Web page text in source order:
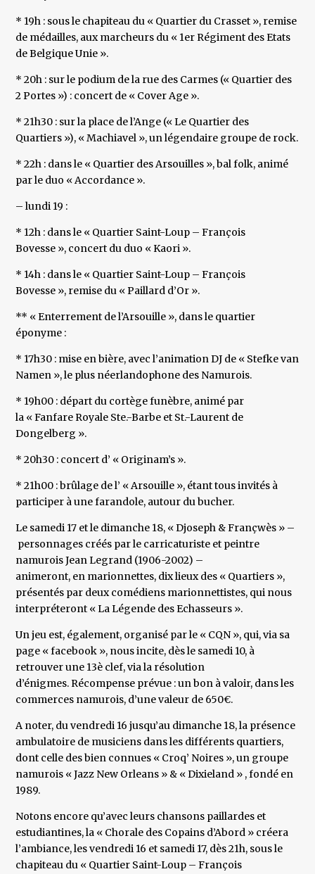
* 19h : sous le chapiteau du « Quartier du Crasset », remise
de médailles, aux marcheurs du « 1er Régiment des Etats
de Belgique Unie ».
* 20h : sur le podium de la rue des Carmes (« Quartier des
2 Portes ») : concert de « Cover Age ».
* 21h30 : sur la place de l’Ange (« Le Quartier des
Quartiers »), « Machiavel », un légendaire groupe de rock.
* 22h : dans le « Quartier des Arsouilles », bal folk, animé
par le duo « Accordance ».
– lundi 19 :
* 12h : dans le « Quartier Saint-Loup – François
Bovesse », concert du duo « Kaori ».
* 14h : dans le « Quartier Saint-Loup – François
Bovesse », remise du « Paillard d’Or ».
** « Enterrement de l’Arsouille », dans le quartier
éponyme :
* 17h30 : mise en bière, avec l’animation DJ de « Stefke van
Namen », le plus néerlandophone des Namurois.
* 19h00 : départ du cortège funèbre, animé par
la « Fanfare Royale Ste.-Barbe et St.-Laurent de
Dongelberg ».
* 20h30 : concert d’ « Originam’s ».
* 21h00 : brûlage de l’ « Arsouille », étant tous invités à
participer à une farandole, autour du bucher.
Le samedi 17 et le dimanche 18, « Djoseph & Françwès » –
personnages créés par le carricaturiste et peintre
namurois Jean Legrand (1906-2002) –
animeront, en marionnettes, dix lieux des « Quartiers »,
présentés par deux comédiens marionnettistes, qui nous
interpréteront « La Légende des Echasseurs ».
Un jeu est, également, organisé par le « CQN », qui, via sa
page « facebook », nous incite, dès le samedi 10, à
retrouver une 13è clef, via la résolution
d’énigmes. Récompense prévue : un bon à valoir, dans les
commerces namurois, d’une valeur de 650€.
A noter, du vendredi 16 jusqu’au dimanche 18, la présence
ambulatoire de musiciens dans les différents quartiers,
dont celle des bien connues « Croq’ Noires », un groupe
namurois « Jazz New Orleans » & « Dixieland » , fondé en
1989.
Notons encore qu’avec leurs chansons paillardes et
estudiantines, la « Chorale des Copains d’Abord » créera
l’ambiance, les vendredi 16 et samedi 17, dès 21h, sous le
chapiteau du « Quartier Saint-Loup – François